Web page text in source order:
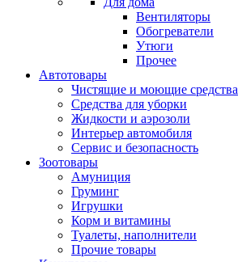
Вентиляторы
Обогреватели
Утюги
Прочее
Автотовары
Чистящие и моющие средства
Средства для уборки
Жидкости и аэрозоли
Интерьер автомобиля
Сервис и безопасность
Зоотовары
Амуниция
Груминг
Игрушки
Корм и витамины
Туалеты, наполнители
Прочие товары